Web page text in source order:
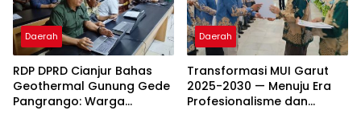
Daerah
RDP DPRD Cianjur Bahas
Geothermal Gunung Gede
Pangrango: Warga
Daerah
Transformasi MUI Garut
2025-2030 — Menuju Era
Profesionalisme dan